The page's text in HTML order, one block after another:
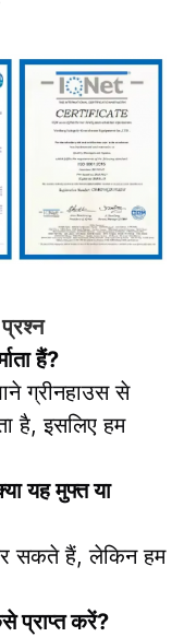
हैं?
ग्रीनहाउस से
है, इसलिए हम
यह मुफ्त या
सकते हैं, लेकिन हम
प्राप्त करें?